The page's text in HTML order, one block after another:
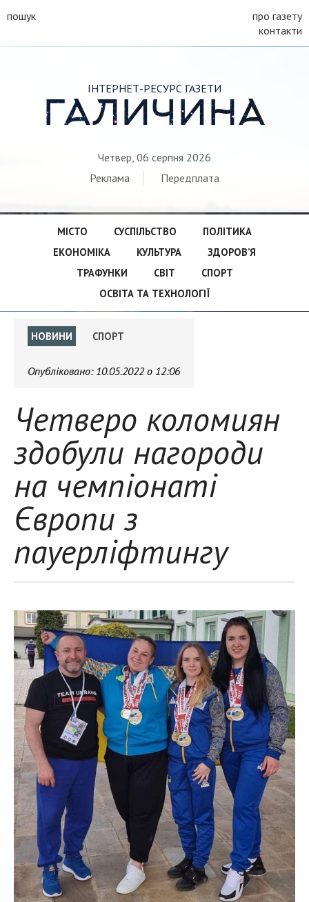
пошук
про газету
контакти
ІНТЕРНЕТ-РЕСУРС ГАЗЕТИ
ГАЛИЧИНА
Четвер, 06 серпня 2026
Реклама
Передплата
МІСТО СУСПІЛЬСТВО
ПОЛІТИКА
ЕКОНОМІКА
КУЛЬТУРА
ЗДОРОВ’Я
ТРАФУНКИ
СВІТ
СПОРТ
ОСВІТА ТА ТЕХНОЛОГІЇ
НОВИНИ СПОРТ
Опубліковано: 10.05.2022 о 12:06
Четверо коломиян
здобули нагороди
на чемпіонаті
Європи з
пауерліфтингу